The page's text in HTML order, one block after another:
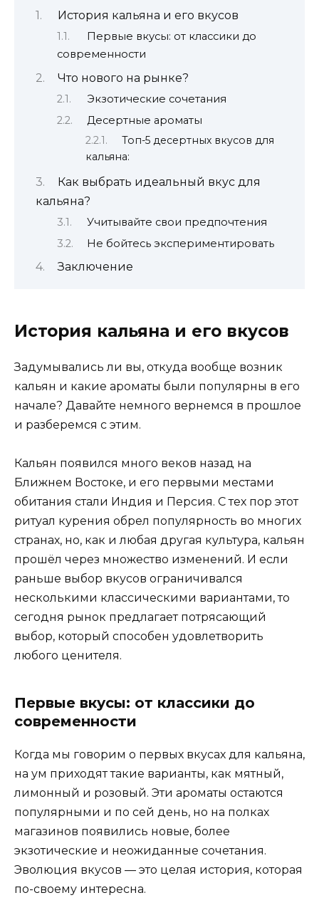
История кальяна и его вкусов
Первые вкусы: от классики до
современности
Что нового на рынке?
Экзотические сочетания
Десертные ароматы
Топ-5 десертных вкусов для
кальяна:
Как выбрать идеальный вкус для
кальяна?
Учитывайте свои предпочтения
Не бойтесь экспериментировать
Заключение
История кальяна и его вкусов
Задумывались ли вы, откуда вообще возник
кальян и какие ароматы были популярны в его
начале? Давайте немного вернемся в прошлое
и разберемся с этим.
Кальян появился много веков назад на
Ближнем Востоке, и его первыми местами
обитания стали Индия и Персия. С тех пор этот
ритуал курения обрел популярность во многих
странах, но, как и любая другая культура, кальян
прошёл через множество изменений. И если
раньше выбор вкусов ограничивался
несколькими классическими вариантами, то
сегодня рынок предлагает потрясающий
выбор, который способен удовлетворить
любого ценителя.
Первые вкусы: от классики до
современности
Когда мы говорим о первых вкусах для кальяна,
на ум приходят такие варианты, как мятный,
лимонный и розовый. Эти ароматы остаются
популярными и по сей день, но на полках
магазинов появились новые, более
экзотические и неожиданные сочетания.
Эволюция вкусов — это целая история, которая
по-своему интересна.